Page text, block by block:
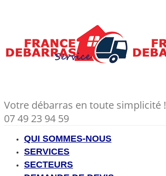
Votre débarras en toute simplicité !
07 49 23 94 59
QUI SOMMES-NOUS
SERVICES
SECTEURS